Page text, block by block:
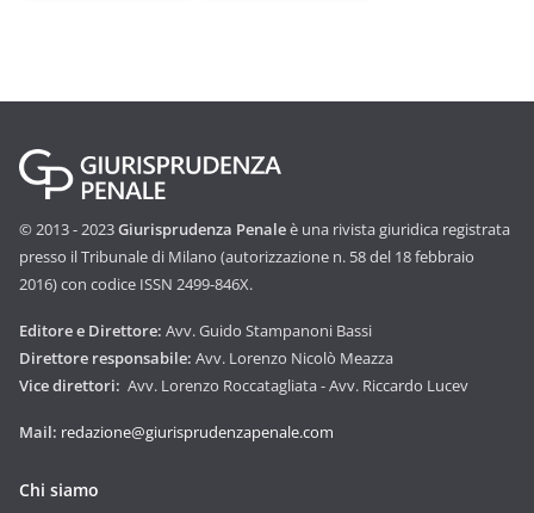
© 2013 - 2023Giurisprudenza Penaleè una rivista giuridica registrata
presso il Tribunale di Milano (autorizzazione n. 58 del 18 febbraio
2016) con codice ISSN 2499-846X.
Editore e Direttore: Avv. Guido Stampanoni Bassi
Direttore responsabile: Avv. Lorenzo Nicolò Meazza
Vice direttori: Avv. Lorenzo Roccatagliata - Avv. Riccardo Lucev
Mail: redazione@giurisprudenzapenale.com
Chi siamo